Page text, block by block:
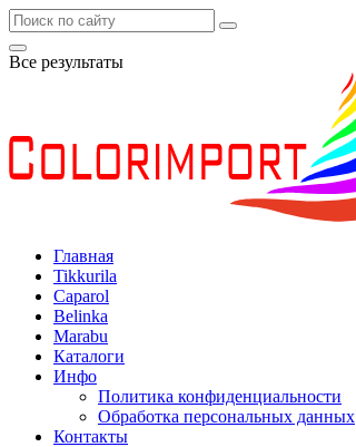
Все результаты
Главная
Tikkurila
Caparol
Belinka
Marabu
Каталоги
Инфо
Политика конфиденциальности
Обработка персональных данных
Контакты